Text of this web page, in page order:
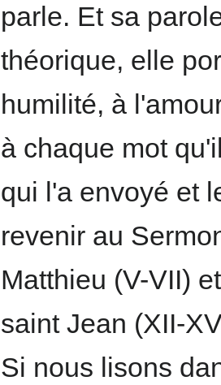
parle. Et sa
théorique, elle
humilité, à
à chaque mot
qui l'a envoyé et
revenir au
Matthieu (V-VII)
saint Jean (XII-
Si nous lisons